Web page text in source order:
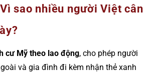
sao nhiều người Việt cân
cư Mỹ theo lao động, cho phép người
và gia đình đi kèm nhận thẻ xanh